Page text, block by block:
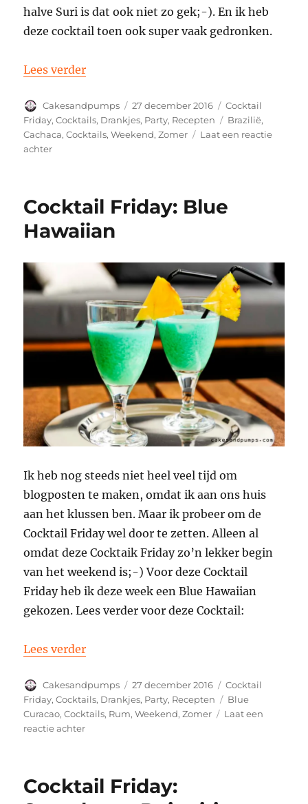
halve Suri is dat ook niet zo gek;-). En ik heb
deze cocktail toen ook super vaak gedronken.
Lees verder“Cocktail Friday: Caipirinha”
Auteur
Cakesandpumps
Geplaatst
op
27 december 2016 Categorieën
Cocktail
Friday,Cocktails, Drankjes, Party, Recepten Tags
Brazilië,
Cachaca,Cocktails,Weekend,Zomer
Laat een reactie
achterop
Cocktail Friday: Blue
Hawaiian
Ik heb nog steeds niet heel veel tijd om
blogposten te maken, omdat ik aan ons huis
aan het klussen ben. Maar ik probeer om de
Cocktail Friday wel door te zetten. Alleen al
omdat deze Cocktaik Friday zo’n lekker begin
van het weekend is;-) Voor deze Cocktail
Friday heb ik deze week een Blue Hawaiian
gekozen. Lees verder voor deze Cocktail:
Lees verder“Cocktail Friday: Blue Hawaiian”
Auteur
Cakesandpumps
Geplaatst
op
27 december 2016 Categorieën
Cocktail
Friday,Cocktails, Drankjes, Party, Recepten Tags
Blue
Curacao,Cocktails, Rum,Weekend,Zomer
Laat een
reactie achterop
Hawaiian
Cocktail Friday: